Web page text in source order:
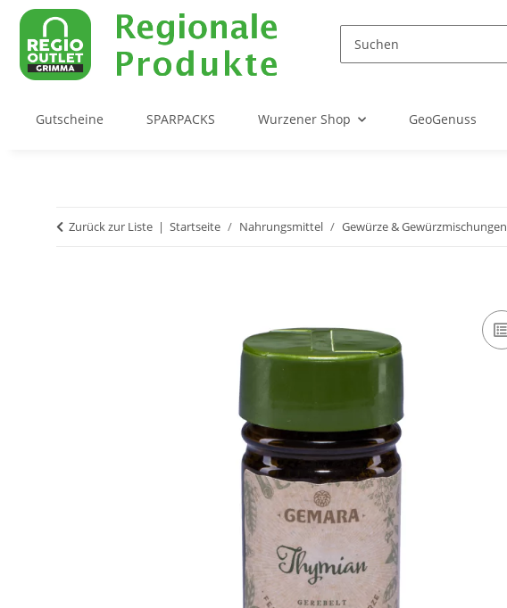
Gutscheine SPARPACKS Wurzener Shop GeoGenuss
Zurück zur Liste Startseite Nahrungsmittel Gewürze & Gewürzmischungen